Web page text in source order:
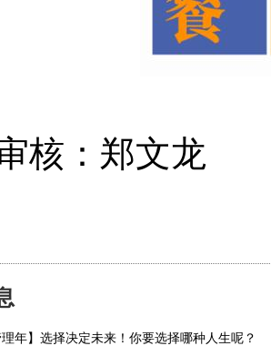
核：郑文龙
理年】选择决定未来！你要选择哪种人生呢？